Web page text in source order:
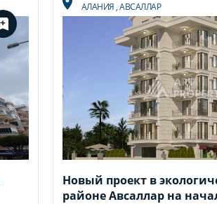
АЛАНИЯ,АВСАЛЛАР
Новый проект в
районе Авсаллар на